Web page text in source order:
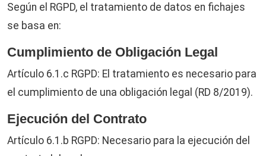
Según el RGPD, el tratamiento de datos en fichajes
se basa en:
Cumplimiento de Obligación Legal
Artículo 6.1.c RGPD: El tratamiento es necesario para
el cumplimiento de una obligación legal (RD 8/2019).
Ejecución del Contrato
Artículo 6.1.b RGPD: Necesario para la ejecución del